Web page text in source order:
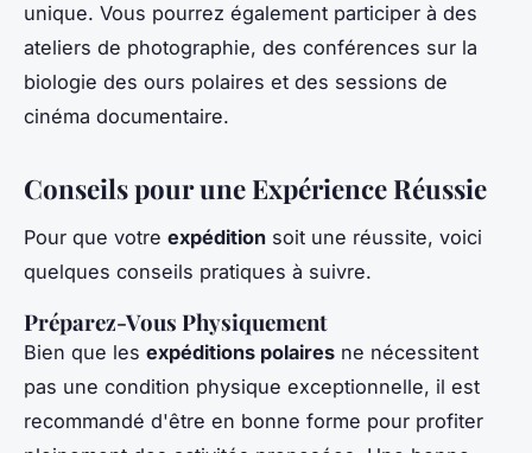
unique. Vous pourrez également participer à des
ateliers de photographie, des conférences sur la
biologie des ours polaires et des sessions de
cinéma documentaire.
Conseils pour une Expérience Réussie
Pour que votre expédition soit une réussite, voici
quelques conseils pratiques à suivre.
Préparez-Vous Physiquement
Bien que les expéditions polaires ne nécessitent
pas une condition physique exceptionnelle, il est
recommandé d'être en bonne forme pour profiter